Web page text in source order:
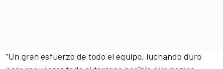
“Un gran esfuerzo de todo el equipo, luchando duro